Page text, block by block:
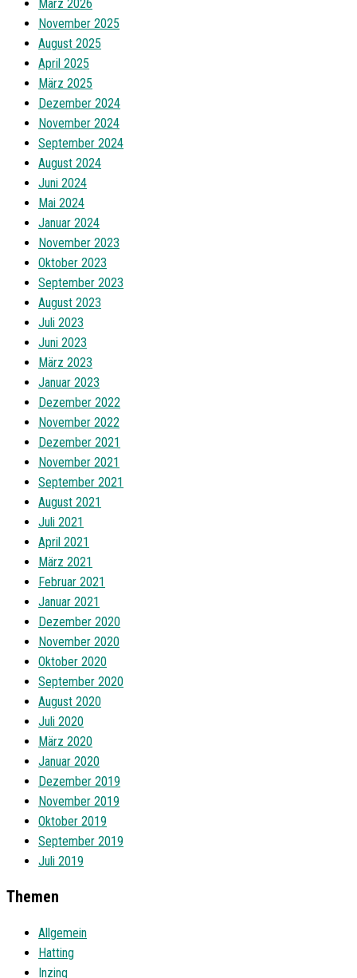
März 2026
November 2025
August 2025
April 2025
März 2025
Dezember 2024
November 2024
September 2024
August 2024
Juni 2024
Mai 2024
Januar 2024
November 2023
Oktober 2023
September 2023
August 2023
Juli 2023
Juni 2023
März 2023
Januar 2023
Dezember 2022
November 2022
Dezember 2021
November 2021
September 2021
August 2021
Juli 2021
April 2021
März 2021
Februar 2021
Januar 2021
Dezember 2020
November 2020
Oktober 2020
September 2020
August 2020
Juli 2020
März 2020
Januar 2020
Dezember 2019
November 2019
Oktober 2019
September 2019
Juli 2019
Themen
Allgemein
Hatting
Inzing